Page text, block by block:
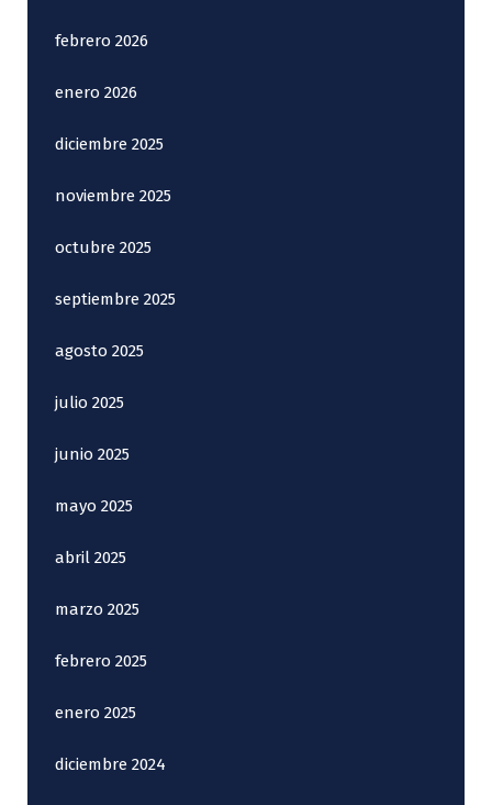
febrero 2026
enero 2026
diciembre 2025
noviembre 2025
octubre 2025
septiembre 2025
agosto 2025
julio 2025
junio 2025
mayo 2025
abril 2025
marzo 2025
febrero 2025
enero 2025
diciembre 2024